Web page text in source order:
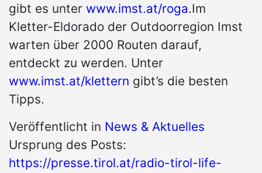
gibt es unter www.imst.at/roga.Im
Kletter-Eldorado der Outdoorregion Imst
warten über 2000 Routen darauf,
entdeckt zu werden. Unter
www.imst.at/klettern gibt’s die besten
Tipps.
Veröffentlicht in News & Aktuelles
Ursprung des Posts:
https://presse.tirol.at/radio-tirol-life-